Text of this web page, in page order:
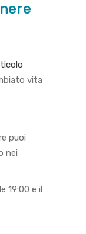
vita
puoi
nei
19:00 e il